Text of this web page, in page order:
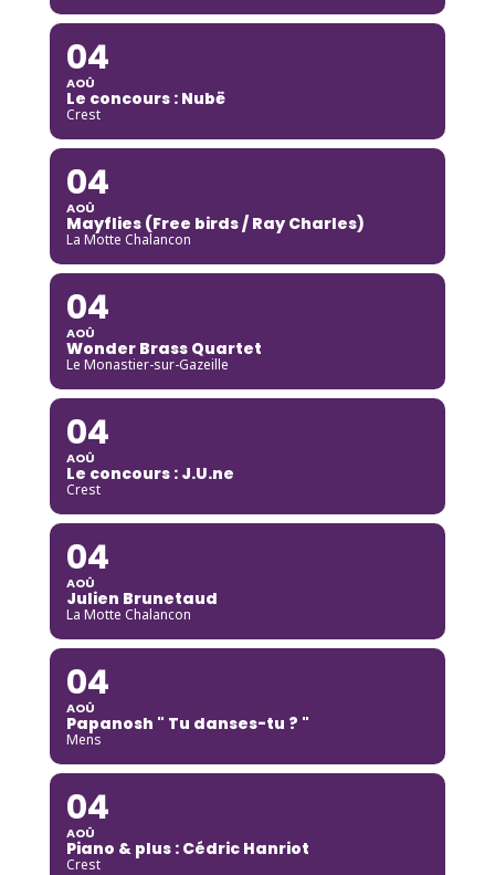
04
AOÛ
Le concours : Nubë
Crest
04
AOÛ
Mayflies (Free birds / Ray Charles)
La Motte Chalancon
04
AOÛ
Wonder Brass Quartet
Le Monastier-sur-Gazeille
04
AOÛ
Le concours : J.U.ne
Crest
04
AOÛ
Julien Brunetaud
La Motte Chalancon
04
AOÛ
Papanosh " Tu danses-tu ? "
Mens
04
AOÛ
Piano & plus : Cédric Hanriot
Crest